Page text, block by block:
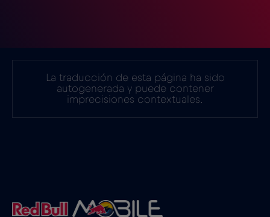
La traducción de esta página ha sido
autogenerada y puede contener
imprecisiones contextuales.